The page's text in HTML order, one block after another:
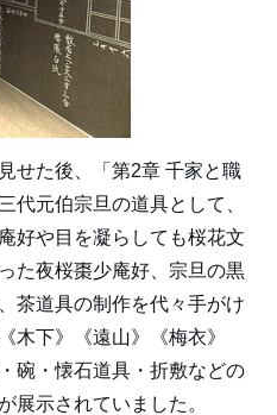
せた後、「第2章 千家と職
代元伯宗旦の道具として、
好や目を凝らしても桜花文
た夜桜棗少庵好、宗旦の黒
茶道具の制作を代々手がけ
木下》《遠山》《梅衣》
碗・懐石道具・折敷などの
展示されていました。